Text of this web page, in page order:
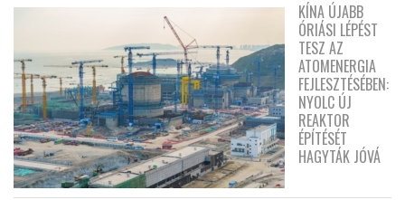
KÍNA ÚJABB
ÓRIÁSI LÉPÉST
TESZ AZ
ATOMENERGIA
FEJLESZTÉSÉBEN:
NYOLC ÚJ
REAKTOR
ÉPÍTÉSÉT
HAGYTÁK JÓVÁ